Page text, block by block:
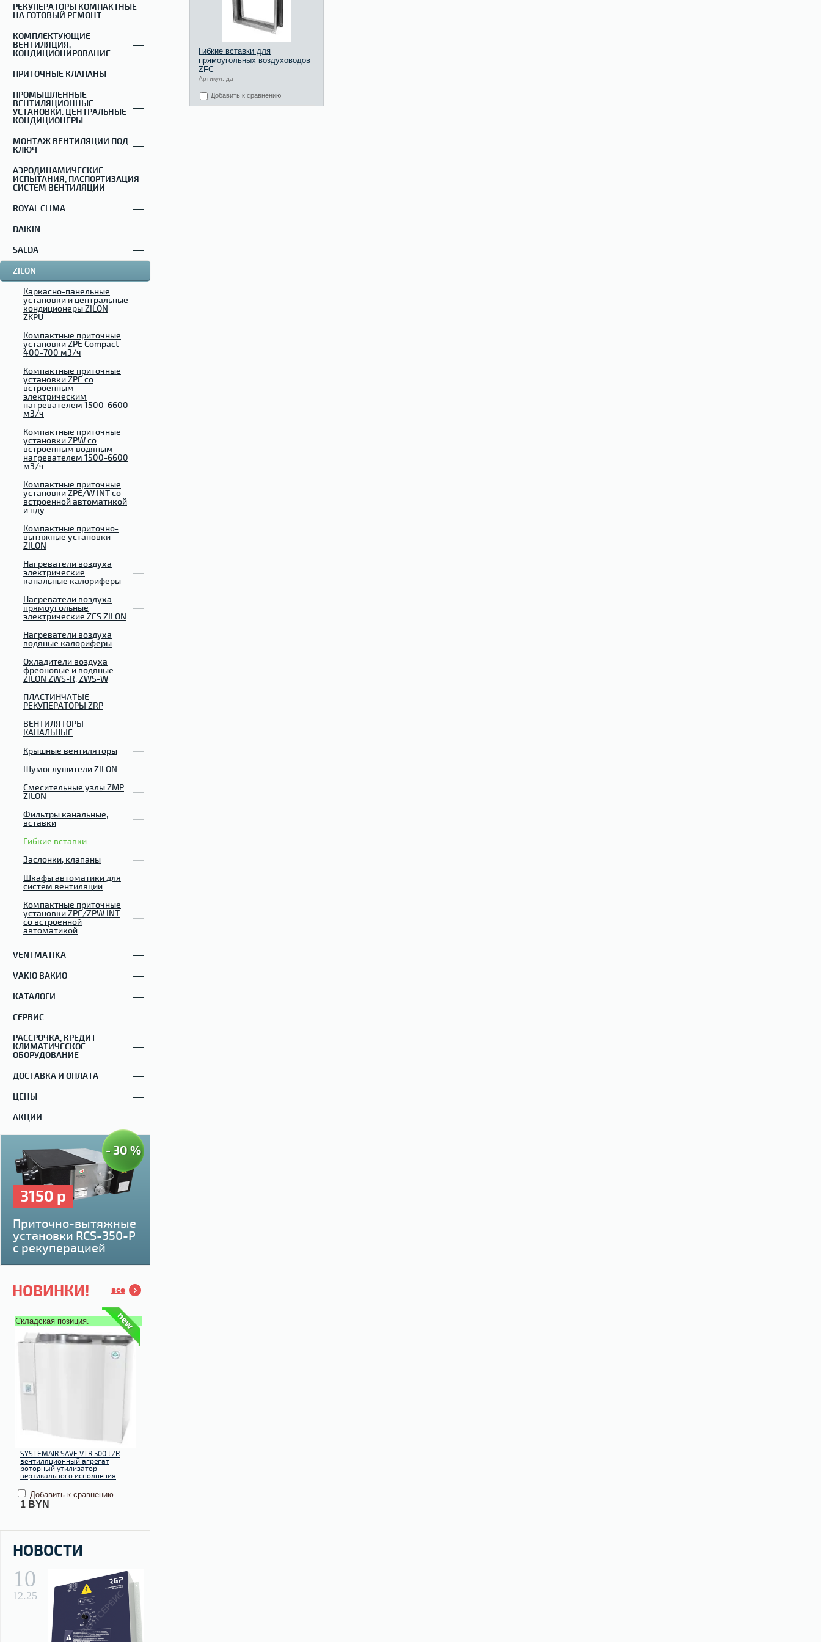
Гибкие вставки для
прямоугольных воздуховодов
ZFC
Артикул: да
Добавить к сравнению
РЕКУПЕРАТОРЫ КОМПАКТНЫЕ
НА ГОТОВЫЙ РЕМОНТ.
КОМПЛЕКТУЮЩИЕ
ВЕНТИЛЯЦИЯ,
КОНДИЦИОНИРОВАНИЕ
ПРИТОЧНЫЕ КЛАПАНЫ
ПРОМЫШЛЕННЫЕ
ВЕНТИЛЯЦИОННЫЕ
УСТАНОВКИ. ЦЕНТРАЛЬНЫЕ
КОНДИЦИОНЕРЫ
МОНТАЖ ВЕНТИЛЯЦИИ ПОД
КЛЮЧ
АЭРОДИНАМИЧЕСКИЕ
ИСПЫТАНИЯ, ПАСПОРТИЗАЦИЯ
СИСТЕМ ВЕНТИЛЯЦИИ
ROYAL CLIMA
DAIKIN
SALDA
ZILON
Каркасно-панельные
установки и центральные
кондиционеры ZILON
ZKPU
Компактные приточные
установки ZPE Compact
400-700 м3/ч
Компактные приточные
установки ZPE со
встроенным
электрическим
нагревателем 1500-6600
м3/ч
Компактные приточные
установки ZPW со
встроенным водяным
нагревателем 1500-6600
м3/ч
Компактные приточные
установки ZPE/W INT со
встроенной автоматикой
и пду
Компактные приточно-
вытяжные установки
ZILON
Нагреватели воздуха
электрические
канальные калориферы
Нагреватели воздуха
прямоугольные
электрические ZES ZILON
Нагреватели воздуха
водяные калориферы
Охладители воздуха
фреоновые и водяные
ZILON ZWS-R, ZWS-W
ПЛАСТИНЧАТЫЕ
РЕКУПЕРАТОРЫ ZRP
ВЕНТИЛЯТОРЫ
КАНАЛЬНЫЕ
Крышные вентиляторы
Шумоглушители ZILON
Смесительные узлы ZMP
ZILON
Фильтры канальные,
вставки
Гибкие вставки
Заслонки, клапаны
Шкафы автоматики для
систем вентиляции
Компактные приточные
установки ZPE/ZPW INT
со встроенной
автоматикой
VENTMATIKA
VAKIO ВАКИО
КАТАЛОГИ
СЕРВИС
РАССРОЧКА, КРЕДИТ
КЛИМАТИЧЕСКОЕ
ОБОРУДОВАНИЕ
ДОСТАВКА И ОПЛАТА
ЦЕНЫ
АКЦИИ
3150 р
- 30 %
Приточно-вытяжные
установки RCS-350-P
с рекуперацией
НОВИНКИ! все
Складская позиция.
SYSTEMAIR SAVE VTR 500 L/R
вентиляционный агрегат
роторный утилизатор
вертикального исполнения
Добавить к сравнению
1 BYN
НОВОСТИ
10
12.25